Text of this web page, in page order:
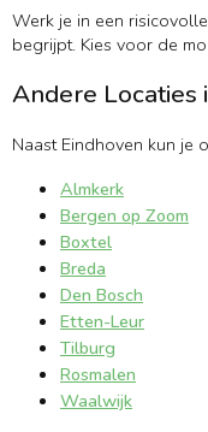
Werk je in een
begrijpt. Kies voor de
Andere Locaties
Naast Eindhoven kun je
Almkerk
Bergen op Zoom
Boxtel
Breda
Den Bosch
Etten-Leur
Tilburg
Rosmalen
Waalwijk